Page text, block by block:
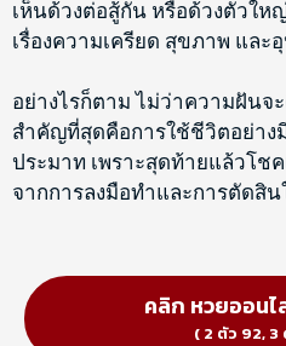
เห็นด้วงต่อสู้กัน หรือด้วงตัวให
เรื่องความเครียด สุขภาพ และ
อย่างไรก็ตาม ไม่ว่าความฝันจ
สำคัญที่สุดคือการใช้ชีวิตอย่าง
ประมาท เพราะสุดท้ายแล้วโช
จากการลงมือทำและการตัดสิน
คลิก หวยออนไ
( 2 ตัว 92, 3